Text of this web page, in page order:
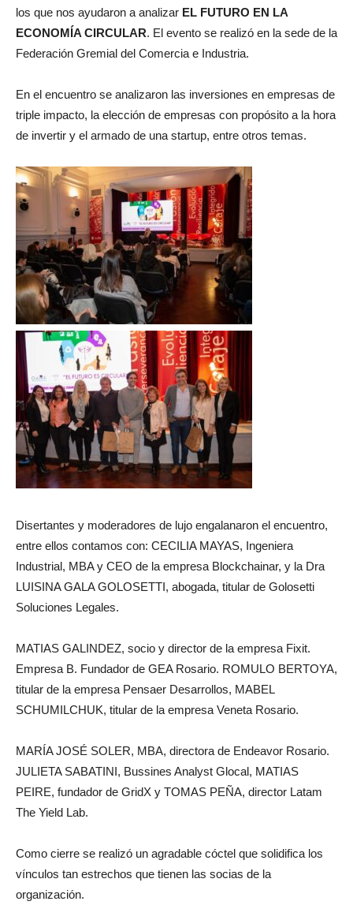
los que nos ayudaron a analizar EL FUTURO EN LA
ECONOMÍA CIRCULAR. El evento se realizó en la sede de la
Federación Gremial del Comercia e Industria.
En el encuentro se analizaron las inversiones en empresas de
triple impacto, la elección de empresas con propósito a la hora
de invertir y el armado de una startup, entre otros temas.
Disertantes y moderadores de lujo engalanaron el encuentro,
entre ellos contamos con: CECILIA MAYAS, Ingeniera
Industrial, MBA y CEO de la empresa Blockchainar, y la Dra
LUISINA GALA GOLOSETTI, abogada, titular de Golosetti
Soluciones Legales.
MATIAS GALINDEZ, socio y director de la empresa Fixit.
Empresa B. Fundador de GEA Rosario. ROMULO BERTOYA,
titular de la empresa Pensaer Desarrollos, MABEL
SCHUMILCHUK, titular de la empresa Veneta Rosario.
MARÍA JOSÉ SOLER, MBA, directora de Endeavor Rosario.
JULIETA SABATINI, Bussines Analyst Glocal, MATIAS
PEIRE, fundador de GridX y TOMAS PEÑA, director Latam
The Yield Lab.
Como cierre se realizó un agradable cóctel que solidifica los
vínculos tan estrechos que tienen las socias de la
organización.